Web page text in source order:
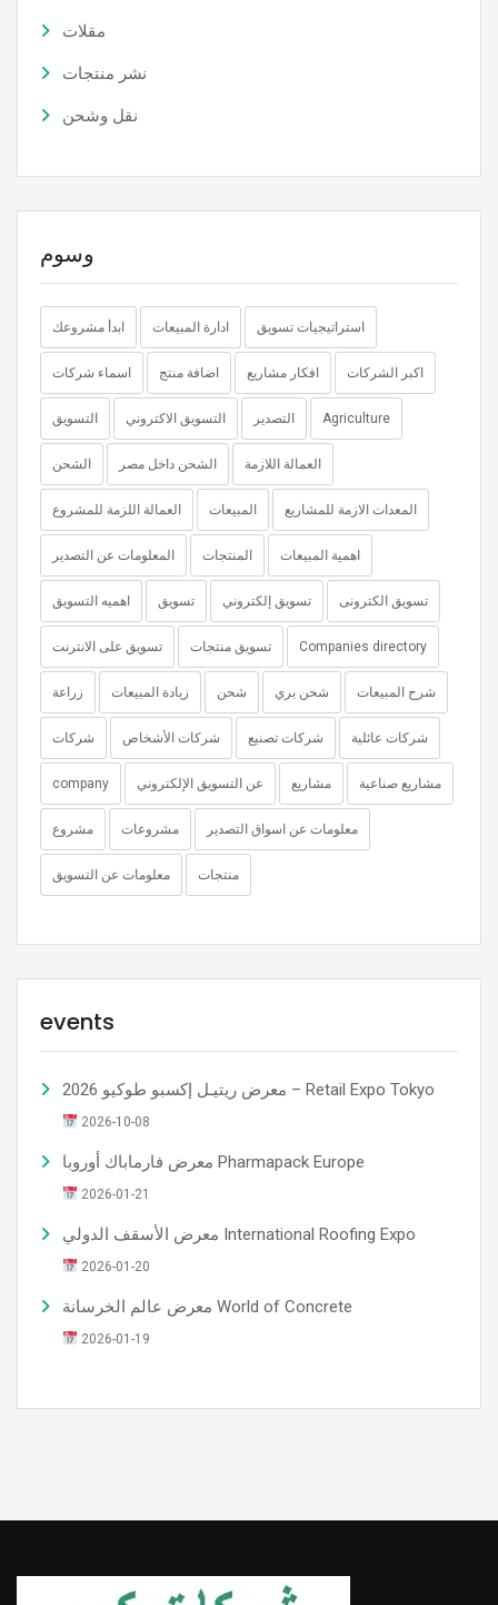
مقلات
نشر منتجات
نقل وشحن
وسوم
ابدأ مشروعك ادارة المبيعات استراتيجيات تسويق
اسماء شركات اضافة منتج افكار مشاريع اكبر الشركات
التسويق التسويق الاكتروني التصدير Agriculture
الشحن الشحن داخل مصر العمالة اللازمة
العمالة اللزمة للمشروع المبيعات المعدات الازمة للمشاريع
المعلومات عن التصدير المنتجات اهمية المبيعات
اهميه التسويق تسويق تسويق إلكتروني تسويق الكترونى
تسويق على الانترنت تسويق منتجات Companies directory
زراعة زيادة المبيعات شحن شحن بري شرح المبيعات
شركات شركات الأشخاص شركات تصنيع شركات عائلية
company عن التسويق الإلكتروني مشاريع مشاريع صناعية
مشروع مشروعات معلومات عن اسواق التصدير
معلومات عن التسويق منتجات
events
معرض ريتيـل إكسبو طوكيو 2026 – Retail Expo Tokyo
2026-10-08
معرض فارماباك أوروبا Pharmapack Europe
2026-01-21
معرض الأسقف الدولي International Roofing Expo
2026-01-20
معرض عالم الخرسانة World of Concrete
2026-01-19